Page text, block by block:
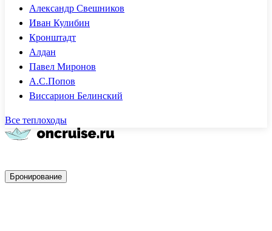
Александр Свешников
Иван Кулибин
Кронштадт
Алдан
Павел Миронов
А.С.Попов
Виссарион Белинский
Все теплоходы
Бронирование